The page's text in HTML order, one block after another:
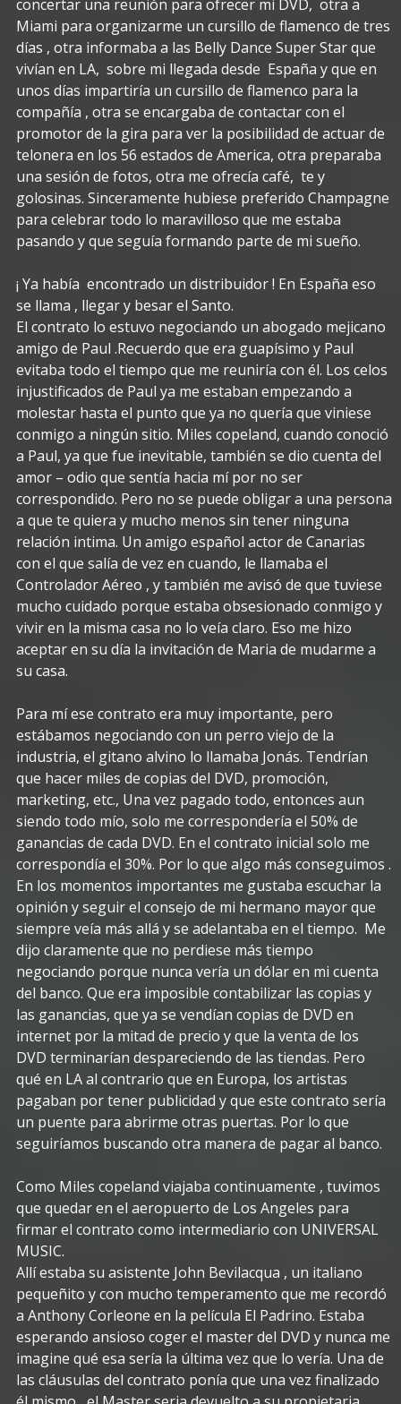
concertar una reunión para ofrecer mi DVD, otra a
Miami para organizarme un cursillo de flamenco de tres
días , otra informaba a las Belly Dance Super Star que
vivían en LA, sobre mi llegada desde España y que en
unos días impartiría un cursillo de flamenco para la
compañía , otra se encargaba de contactar con el
promotor de la gira para ver la posibilidad de actuar de
telonera en los 56 estados de America, otra preparaba
una sesión de fotos, otra me ofrecía café, te y
golosinas. Sinceramente hubiese preferido Champagne
para celebrar todo lo maravilloso que me estaba
pasando y que seguía formando parte de mi sueño.
¡ Ya había encontrado un distribuidor ! En España eso
se llama , llegar y besar el Santo.
El contrato lo estuvo negociando un abogado mejicano
amigo de Paul .Recuerdo que era guapísimo y Paul
evitaba todo el tiempo que me reuniría con él. Los celos
injustificados de Paul ya me estaban empezando a
molestar hasta el punto que ya no quería que viniese
conmigo a ningún sitio. Miles copeland, cuando conoció
a Paul, ya que fue inevitable, también se dio cuenta del
amor – odio que sentía hacia mí por no ser
correspondido. Pero no se puede obligar a una persona
a que te quiera y mucho menos sin tener ninguna
relación intima. Un amigo español actor de Canarias
con el que salía de vez en cuando, le llamaba el
Controlador Aéreo , y también me avisó de que tuviese
mucho cuidado porque estaba obsesionado conmigo y
vivir en la misma casa no lo veía claro. Eso me hizo
aceptar en su día la invitación de Maria de mudarme a
su casa.
Para mí ese contrato era muy importante, pero
estábamos negociando con un perro viejo de la
industria, el gitano alvino lo llamaba Jonás. Tendrían
que hacer miles de copias del DVD, promoción,
marketing, etc., Una vez pagado todo, entonces aun
siendo todo mío, solo me correspondería el 50% de
ganancias de cada DVD. En el contrato inicial solo me
correspondía el 30%. Por lo que algo más conseguimos .
En los momentos importantes me gustaba escuchar la
opinión y seguir el consejo de mi hermano mayor que
siempre veía más allá y se adelantaba en el tiempo. Me
dijo claramente que no perdiese más tiempo
negociando porque nunca vería un dólar en mi cuenta
del banco. Que era imposible contabilizar las copias y
las ganancias, que ya se vendían copias de DVD en
internet por la mitad de precio y que la venta de los
DVD terminarían despareciendo de las tiendas. Pero
qué en LA al contrario que en Europa, los artistas
pagaban por tener publicidad y que este contrato sería
un puente para abrirme otras puertas. Por lo que
seguiríamos buscando otra manera de pagar al banco.
Como Miles copeland viajaba continuamente , tuvimos
que quedar en el aeropuerto de Los Angeles para
firmar el contrato como intermediario con UNIVERSAL
MUSIC.
Allí estaba su asistente John Bevilacqua , un italiano
pequeñito y con mucho temperamento que me recordó
a Anthony Corleone en la película El Padrino. Estaba
esperando ansioso coger el master del DVD y nunca me
imagine qué esa sería la última vez que lo vería. Una de
las cláusulas del contrato ponía que una vez finalizado